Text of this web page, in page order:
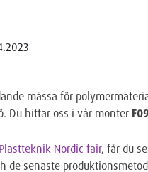
mässa för
Du hittar oss i vår monter
Plastteknik Nordic fair, får du
de senaste